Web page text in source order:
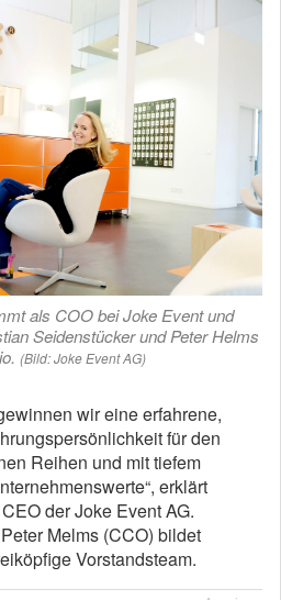
als COO bei Joke Event und
Seidenstücker und Peter Helms
(Bild: Joke Event AG)
wir eine erfahrene,
für den
Reihen und mit tiefem
erklärt
der Joke Event AG.
Melms (CCO) bildet
Vorstandsteam.